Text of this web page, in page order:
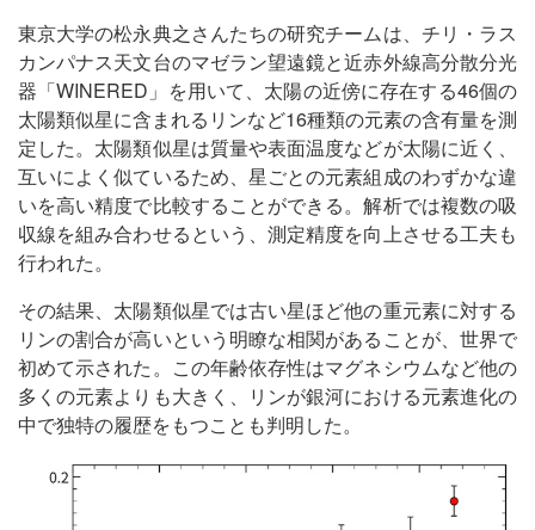
東京大学の松永典之さんたちの研究チームは、チリ・ラス
カンパナス天文台のマゼラン望遠鏡と近赤外線高分散分光
器「WINERED」を用いて、太陽の近傍に存在する46個の
太陽類似星に含まれるリンなど16種類の元素の含有量を測
定した。太陽類似星は質量や表面温度などが太陽に近く、
互いによく似ているため、星ごとの元素組成のわずかな違
いを高い精度で比較することができる。解析では複数の吸
収線を組み合わせるという、測定精度を向上させる工夫も
行われた。
その結果、太陽類似星では古い星ほど他の重元素に対する
リンの割合が高いという明瞭な相関があることが、世界で
初めて示された。この年齢依存性はマグネシウムなど他の
多くの元素よりも大きく、リンが銀河における元素進化の
中で独特の履歴をもつことも判明した。